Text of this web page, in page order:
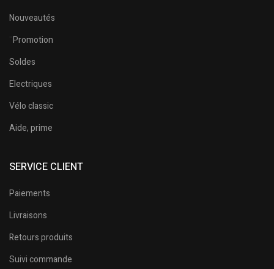
Nouveautés
¨Promotion
Soldes
Electriques
Vélo classic
Aide, prime
SERVICE CLIENT
Paiements
Livraisons
Retours produits
Suivi commande